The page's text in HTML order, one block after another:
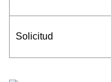
Solicitud